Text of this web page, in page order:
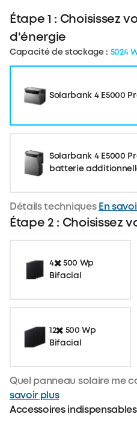
Étape 1 : Choisissez
d'énergie
Capacité de stockage : 5024
Solarbank 4 E5000
Solarbank 4 E5000
batterie
Détails techniques En
Étape 2 : Choisissez
4✖️ 500 Wp
Bifacial
12✖️ 500 Wp
Bifacial
Quel panneau solaire me
savoir plus
Accessoires indispensables